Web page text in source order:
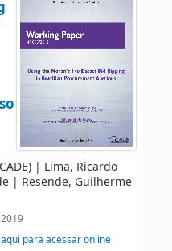
| Lima, Ricardo
| Resende, Guilherme
para acessar online